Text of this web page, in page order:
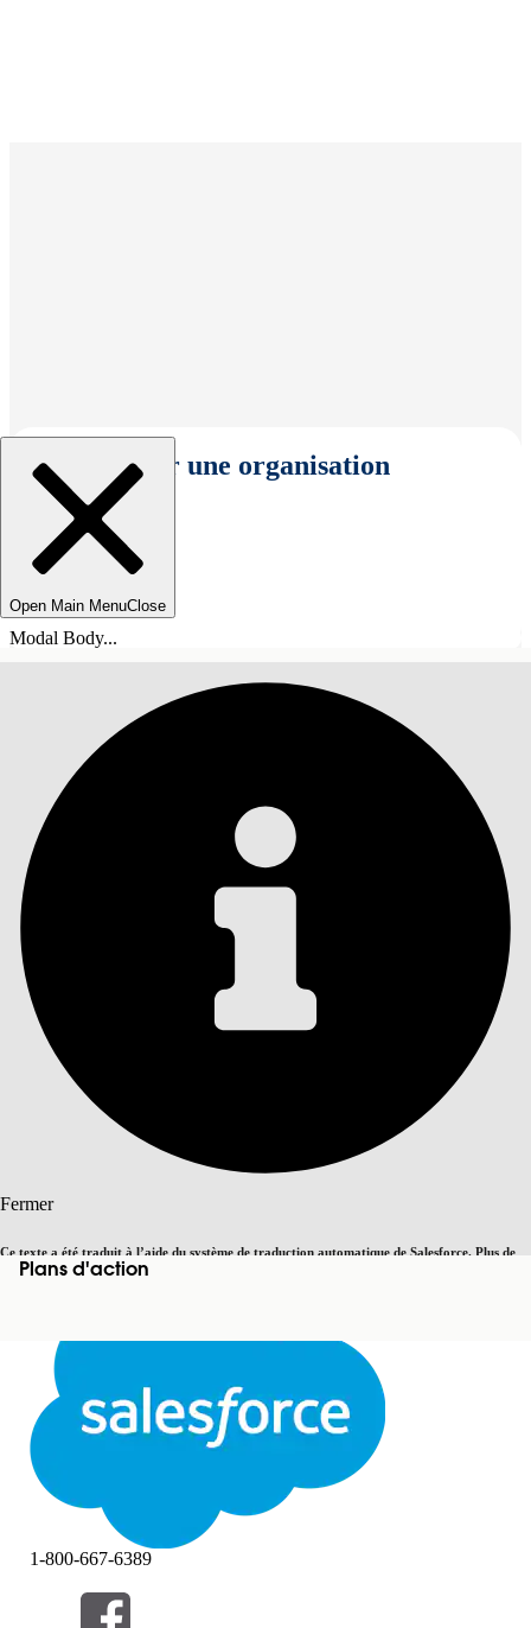
Sélectionner une organisation
Open Main MenuClose
Modal Body...
Fermer
Ce texte a été traduit à l’aide du système de traduction automatique de Salesforce. Plus de
détails, consultez <cette page
Fermer
Plans d'action
Table des matières
TABLE DES MATIÈRES
Rechercher
Filtres (0)
1-800-667-6389